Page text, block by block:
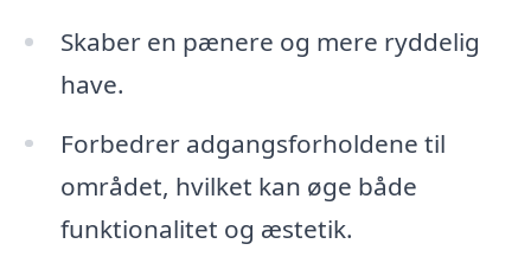
Skaber en pænere og mere ryddelig
have.
Forbedrer adgangsforholdene til
området, hvilket kan øge både
funktionalitet og æstetik.